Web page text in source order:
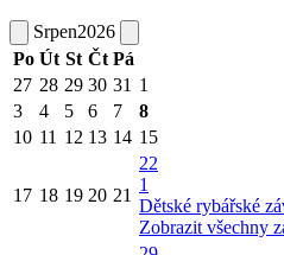
Srpen2026
Po Út St Čt Pá
27 28 29 30 31 1
3
4 5 6 7 8
10 11 12 13 14 15
17 18 19 20 21
22
1
Dětské rybářské
Zobrazit všechny